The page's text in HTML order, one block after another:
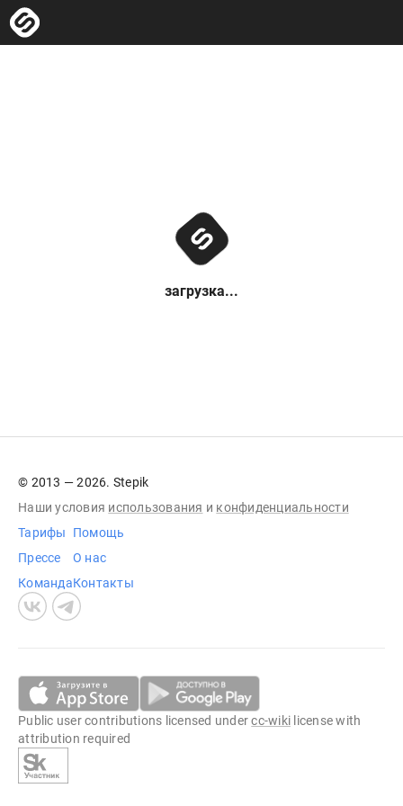
загрузка...
© 2013 — 2026. Stepik
Наши условия использования и конфиденциальности
Тарифы
Прессе
Команда
Помощь
О нас
Контакты
Public user contributions licensed undercc-wiki license with
attribution required